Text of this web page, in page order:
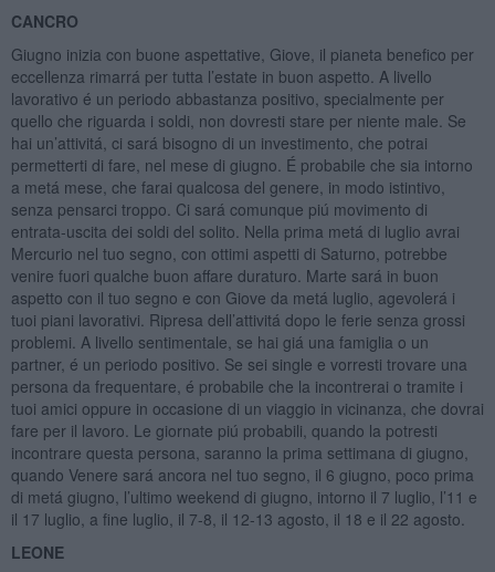
CANCRO
Giugno inizia con buone aspettative, Giove, il pianeta benefico per
eccellenza rimarrá per tutta l’estate in buon aspetto. A livello
lavorativo é un periodo abbastanza positivo, specialmente per
quello che riguarda i soldi, non dovresti stare per niente male. Se
hai un’attivitá, ci sará bisogno di un investimento, che potrai
permetterti di fare, nel mese di giugno. É probabile che sia intorno
a metá mese, che farai qualcosa del genere, in modo istintivo,
senza pensarci troppo. Ci sará comunque piú movimento di
entrata-uscita dei soldi del solito. Nella prima metá di luglio avrai
Mercurio nel tuo segno, con ottimi aspetti di Saturno, potrebbe
venire fuori qualche buon affare duraturo. Marte sará in buon
aspetto con il tuo segno e con Giove da metá luglio, agevolerá i
tuoi piani lavorativi. Ripresa dell’attivitá dopo le ferie senza grossi
problemi. A livello sentimentale, se hai giá una famiglia o un
partner, é un periodo positivo. Se sei single e vorresti trovare una
persona da frequentare, é probabile che la incontrerai o tramite i
tuoi amici oppure in occasione di un viaggio in vicinanza, che dovrai
fare per il lavoro. Le giornate piú probabili, quando la potresti
incontrare questa persona, saranno la prima settimana di giugno,
quando Venere sará ancora nel tuo segno, il 6 giugno, poco prima
di metá giugno, l’ultimo weekend di giugno, intorno il 7 luglio, l’11 e
il 17 luglio, a fine luglio, il 7-8, il 12-13 agosto, il 18 e il 22 agosto.
LEONE